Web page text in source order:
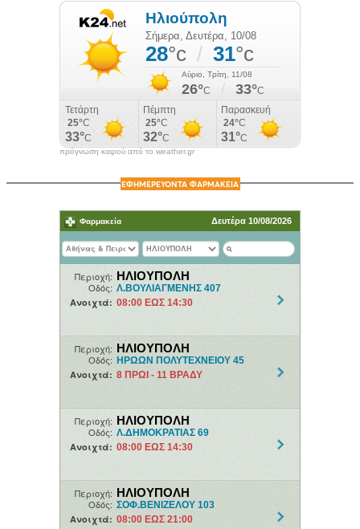
πρόγνωση καιρού από το weather.gr
ΕΦΗΜΕΡΕΥΟΝΤΑ ΦΑΡΜΑΚΕΙΑ